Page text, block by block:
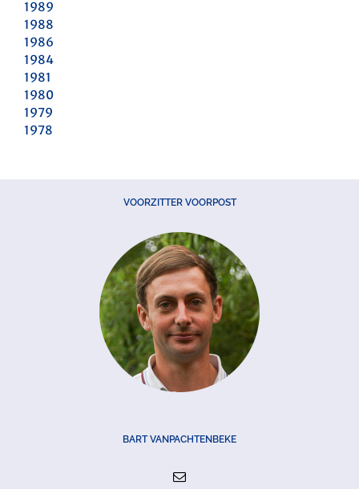
1989
1988
1986
1984
1981
1980
1979
1978
VOORZITTER VOORPOST
BART VANPACHTENBEKE